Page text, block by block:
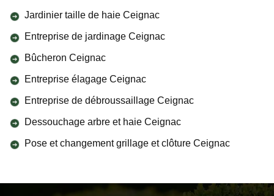
Jardinier taille de haie Ceignac
Entreprise de jardinage Ceignac
Bûcheron Ceignac
Entreprise élagage Ceignac
Entreprise de débroussaillage Ceignac
Dessouchage arbre et haie Ceignac
Pose et changement grillage et clôture Ceignac